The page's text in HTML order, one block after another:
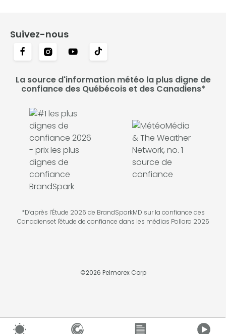
Suivez-nous
La source d'information météo la plus digne de
confiance des Québécois et des Canadiens*
*D’après l’Étude 2026 de BrandSparkMD sur la confiance des
Canadienset l'étude de confiance dans les médias Pollara 2025
©2026 Pelmorex Corp